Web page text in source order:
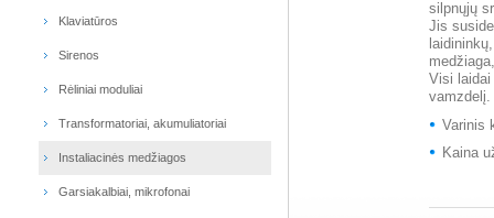
Klaviatūros
Sirenos
Rėliniai moduliai
Transformatoriai, akumuliatoriai
Instaliacinės medžiagos
Garsiakalbiai, mikrofonai
silpnųjų
Jis
Visi
vamzdelį.
Varinis
Kaina